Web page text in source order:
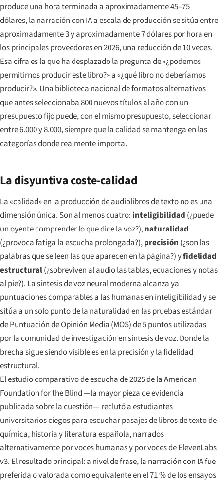
produce una hora terminada a aproximadamente 45–75
dólares, la narración con IA a escala de producción se sitúa entre
aproximadamente 3 y aproximadamente 7 dólares por hora en
los principales proveedores en 2026, una reducción de 10 veces.
Esa cifra es la que ha desplazado la pregunta de «¿podemos
permitirnos producir este libro?» a «¿qué libro no deberíamos
producir?». Una biblioteca nacional de formatos alternativos
que antes seleccionaba 800 nuevos títulos al año con un
presupuesto fijo puede, con el mismo presupuesto, seleccionar
entre 6.000 y 8.000, siempre que la calidad se mantenga en las
categorías donde realmente importa.
La disyuntiva coste-calidad
La «calidad» en la producción de audiolibros de texto no es una
dimensión única. Son al menos cuatro: inteligibilidad (¿puede
un oyente comprender lo que dice la voz?),naturalidad
(¿provoca fatiga la escucha prolongada?),precisión (¿son las
palabras que se leen las que aparecen en la página?) yfidelidad
estructural(¿sobreviven al audio las tablas, ecuaciones y notas
al pie?). La síntesis de voz neural moderna alcanza ya
puntuaciones comparables a las humanas en inteligibilidad y se
sitúa a un solo punto de la naturalidad en las pruebas estándar
de Puntuación de Opinión Media (MOS) de 5 puntos utilizadas
por la comunidad de investigación en síntesis de voz. Donde la
brecha sigue siendo visible es en la precisión y la fidelidad
estructural.
El estudio comparativo de escucha de 2025 de la American
Foundation for the Blind —la mayor pieza de evidencia
publicada sobre la cuestión— reclutó a estudiantes
universitarios ciegos para escuchar pasajes de libros de texto de
química, historia y literatura española, narrados
alternativamente por voces humanas y por voces de ElevenLabs
v3. El resultado principal: a nivel de frase, la narración con IA fue
preferida o valorada como equivalente en el 71 % de los ensayos